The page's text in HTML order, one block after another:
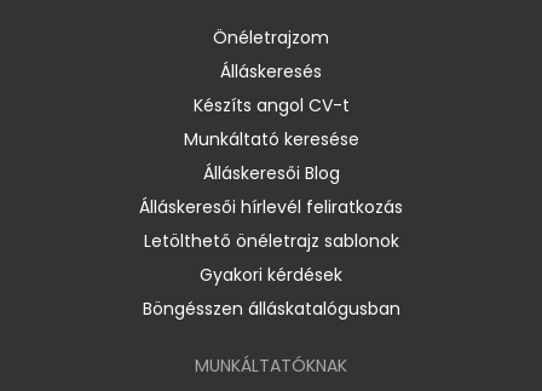
Önéletrajzom
Álláskeresés
Készíts angol CV-t
Munkáltató keresése
Álláskeresői Blog
Álláskeresői hírlevél feliratkozás
Letölthető önéletrajz sablonok
Gyakori kérdések
Böngésszen álláskatalógusban
MUNKÁLTATÓKNAK